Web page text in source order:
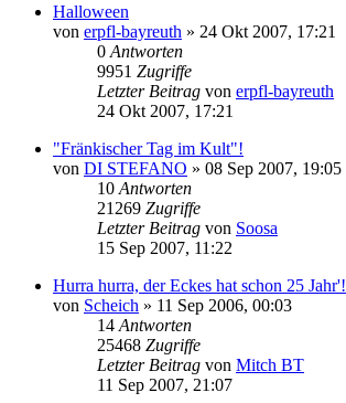
Halloween
von erpfl-bayreuth » 24 Okt 2007, 17:21
0 Antworten
9951 Zugriffe
Letzter Beitrag von erpfl-bayreuth
24 Okt 2007, 17:21
"Fränkischer Tag im Kult"!
von DI STEFANO » 08 Sep 2007, 19:05
10 Antworten
21269 Zugriffe
Letzter Beitrag von Soosa
15 Sep 2007, 11:22
Hurra hurra, der Eckes hat schon 25 Jahr'!
von Scheich » 11 Sep 2006, 00:03
14 Antworten
25468 Zugriffe
Letzter Beitrag von Mitch BT
11 Sep 2007, 21:07